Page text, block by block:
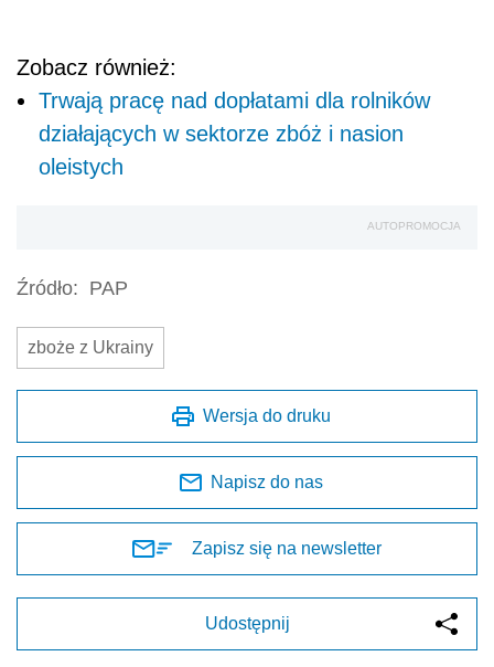
Zobacz również:
Trwają pracę nad dopłatami dla rolników
działających w sektorze zbóż i nasion
oleistych
AUTOPROMOCJA
Źródło: PAP
zboże z Ukrainy
Wersja do druku
Napisz do nas
Zapisz się na newsletter
Udostępnij